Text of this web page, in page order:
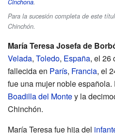
Cinchona.
Para la sucesión completa de este
Chinchón.
María Teresa Josefa de
Velada, Toledo, España, el 26
fallecida en París, Francia, el
fue una mujer noble española.
Boadilla del Montey la
Chinchón.
María Teresa fue hija del